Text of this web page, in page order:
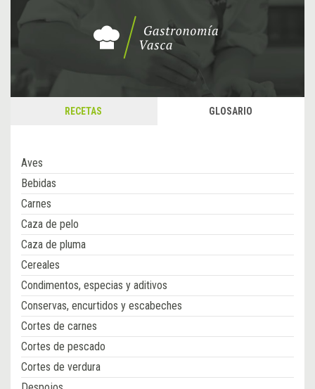
RECETAS GLOSARIO
Aves
Bebidas
Carnes
Caza de pelo
Caza de pluma
Cereales
Condimentos, especias y aditivos
Conservas, encurtidos y escabeches
Cortes de carnes
Cortes de pescado
Cortes de verdura